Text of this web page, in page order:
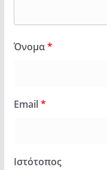
Όνομα*
Email*
Ιστότοπος